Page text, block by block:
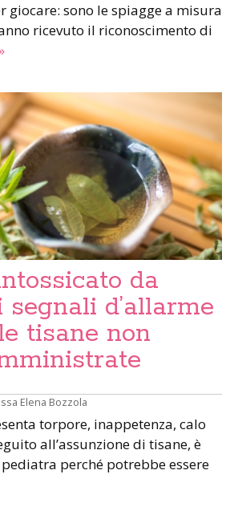
giocare: sono le spiagge a misura
ricevuto il riconoscimento di
da
segnali d’allarme
tisane non
Elena Bozzola
torpore, inappetenza, calo
all’assunzione di tisane, è
perché potrebbe essere